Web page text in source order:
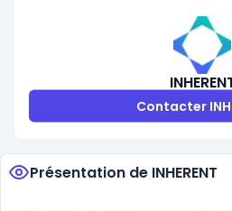
Contacter
Présentation de INHERENT